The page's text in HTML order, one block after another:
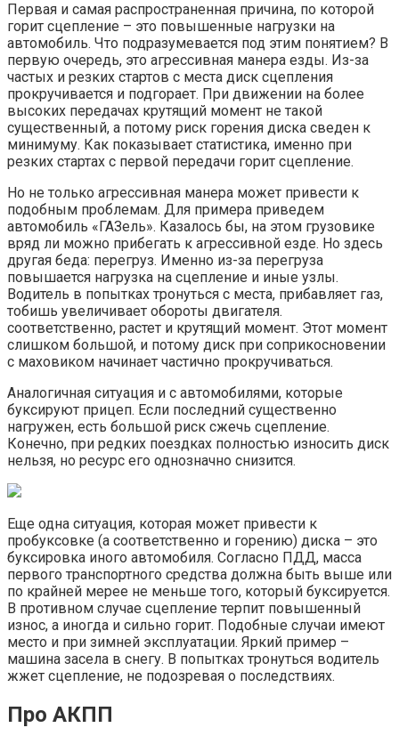
Первая и самая распространенная причина, по которой
горит сцепление – это повышенные нагрузки на
автомобиль. Что подразумевается под этим понятием? В
первую очередь, это агрессивная манера езды. Из-за
частых и резких стартов с места диск сцепления
прокручивается и подгорает. При движении на более
высоких передачах крутящий момент не такой
существенный, а потому риск горения диска сведен к
минимуму. Как показывает статистика, именно при
резких стартах с первой передачи горит сцепление.
Но не только агрессивная манера может привести к
подобным проблемам. Для примера приведем
автомобиль «ГАЗель». Казалось бы, на этом грузовике
вряд ли можно прибегать к агрессивной езде. Но здесь
другая беда: перегруз. Именно из-за перегруза
повышается нагрузка на сцепление и иные узлы.
Водитель в попытках тронуться с места, прибавляет газ,
тобишь увеличивает обороты двигателя.
соответственно, растет и крутящий момент. Этот момент
слишком большой, и потому диск при соприкосновении
с маховиком начинает частично прокручиваться.
Аналогичная ситуация и с автомобилями, которые
буксируют прицеп. Если последний существенно
нагружен, есть большой риск сжечь сцепление.
Конечно, при редких поездках полностью износить диск
нельзя, но ресурс его однозначно снизится.
Еще одна ситуация, которая может привести к
пробуксовке (а соответственно и горению) диска – это
буксировка иного автомобиля. Согласно ПДД, масса
первого транспортного средства должна быть выше или
по крайней мерее не меньше того, который буксируется.
В противном случае сцепление терпит повышенный
износ, а иногда и сильно горит. Подобные случаи имеют
место и при зимней эксплуатации. Яркий пример –
машина засела в снегу. В попытках тронуться водитель
жжет сцепление, не подозревая о последствиях.
Про АКПП